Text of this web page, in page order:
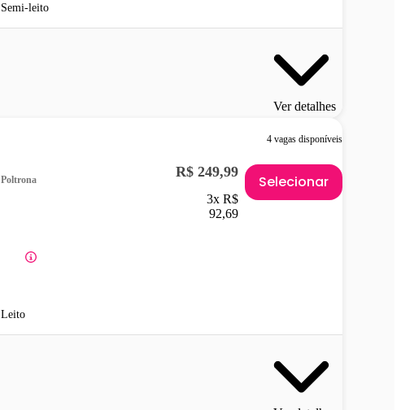
Semi-leito
Ver detalhes
4 vagas disponíveis
Poltrona
Leito
R$ 249,99
3x R$
92,69
Selecionar